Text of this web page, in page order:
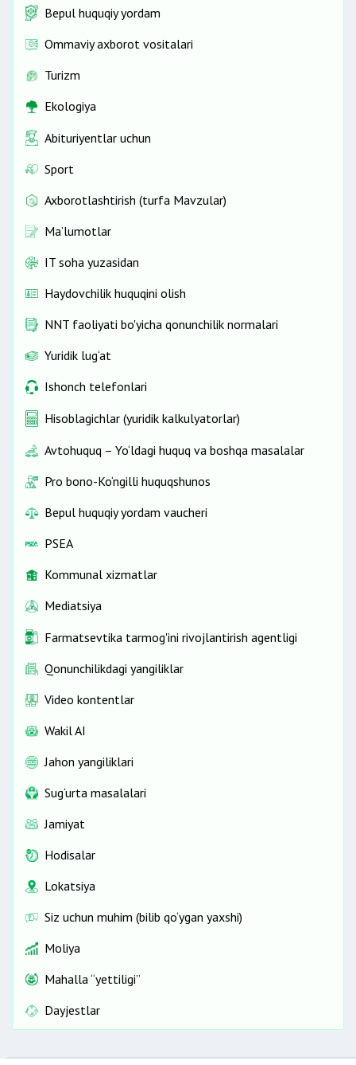
Bepul huquqiy yordam
Ommaviy axborot vositalari
Turizm
Ekologiya
Abituriyentlar uchun
Sport
Axborotlashtirish (turfa Mavzular)
Ma’lumotlar
IT soha yuzasidan
Haydovchilik huquqini olish
NNT faoliyati bo'yicha qonunchilik normalari
Yuridik lug‘at
Ishonch telefonlari
Hisoblagichlar (yuridik kalkulyatorlar)
Avtohuquq – Yo‘ldagi huquq va boshqa masalalar
Pro bono-Ko‘ngilli huquqshunos
Bepul huquqiy yordam vaucheri
PSEA
Kommunal xizmatlar
Mediatsiya
Farmatsevtika tarmog'ini rivojlantirish agentligi
Qonunchilikdagi yangiliklar
Video kontentlar
Wakil AI
Jahon yangiliklari
Sug‘urta masalalari
Jamiyat
Hodisalar
Lokatsiya
Siz uchun muhim (bilib qo‘ygan yaxshi)
Moliya
Mahalla “yettiligi”
Dayjestlar